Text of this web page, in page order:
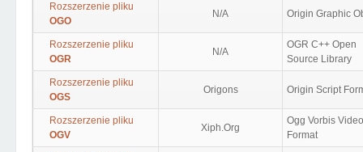
Rozszerzenie pliku
OGO
N/A Origin Graphic
Rozszerzenie pliku
OGR
N/A
OGR C++ Open
Source Library
Rozszerzenie pliku
OGS
Origons Origin Script
Rozszerzenie pliku
OGV
Xiph.Org
Ogg Vorbis Video
Format